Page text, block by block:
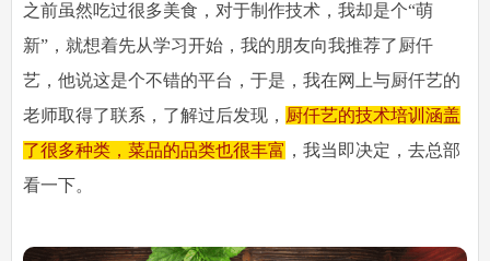
之前虽然吃过很多美食，对于制作技术，我却是个“萌
新”，就想着先从学习开始，我的朋友向我推荐了厨仟
艺，他说这是个不错的平台，于是，我在网上与厨仟艺的
老师取得了联系，了解过后发现， 厨仟艺的技术培训涵盖
了很多种类，菜品的品类也很丰富 ，我当即决定，去总部
看一下。